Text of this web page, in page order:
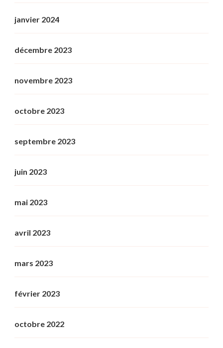
janvier 2024
décembre 2023
novembre 2023
octobre 2023
septembre 2023
juin 2023
mai 2023
avril 2023
mars 2023
février 2023
octobre 2022